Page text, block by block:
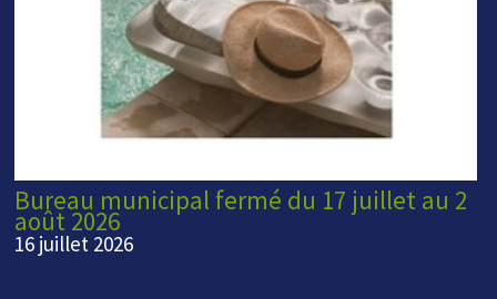
Bureau municipal fermé du 17 juillet au 2
août 2026
16 juillet 2026